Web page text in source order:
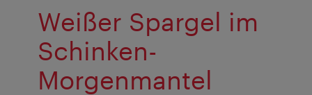
Weißer Spargel im
Schinken-
Morgenmantel